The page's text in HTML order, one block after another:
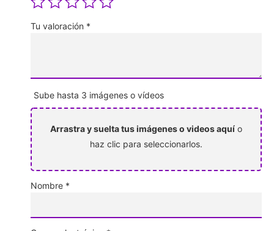
Tu valoración *
Sube hasta 3 imágenes o vídeos
Arrastra y suelta tus imágenes o videos aquí o
haz clic para seleccionarlos.
Nombre *